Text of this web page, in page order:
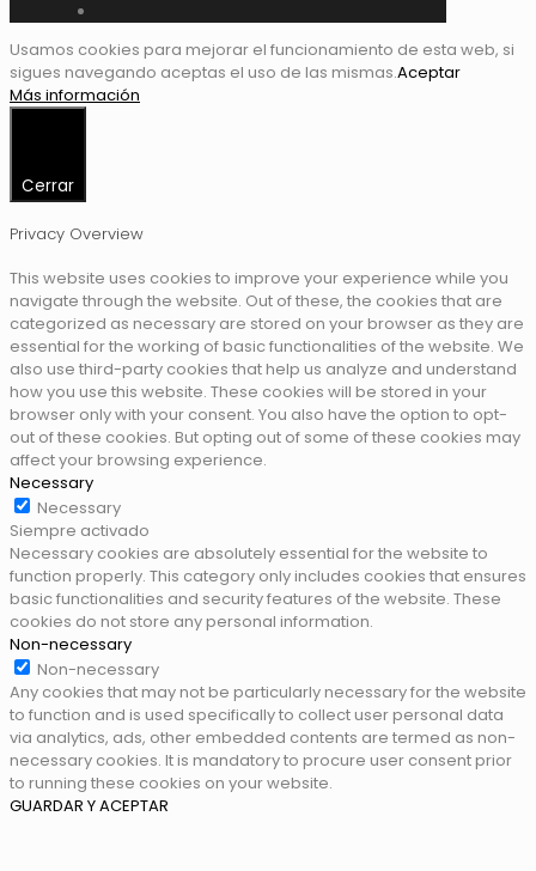
Usamos cookies para mejorar el funcionamiento de esta web, si
sigues navegando aceptas el uso de las mismas.Aceptar
Más información
Cerrar
Privacy Overview
This website uses cookies to improve your experience while you
navigate through the website. Out of these, the cookies that are
categorized as necessary are stored on your browser as they are
essential for the working of basic functionalities of the website. We
also use third-party cookies that help us analyze and understand
how you use this website. These cookies will be stored in your
browser only with your consent. You also have the option to opt-
out of these cookies. But opting out of some of these cookies may
affect your browsing experience.
Necessary
Necessary
Siempre activado
Necessary cookies are absolutely essential for the website to
function properly. This category only includes cookies that ensures
basic functionalities and security features of the website. These
cookies do not store any personal information.
Non-necessary
Non-necessary
Any cookies that may not be particularly necessary for the website
to function and is used specifically to collect user personal data
via analytics, ads, other embedded contents are termed as non-
necessary cookies. It is mandatory to procure user consent prior
to running these cookies on your website.
GUARDAR Y ACEPTAR